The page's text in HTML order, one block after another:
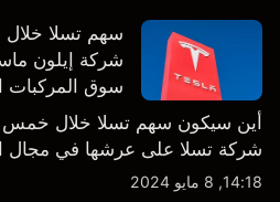
شركة إيلون
سوق المركبات
أين سيكون سهم تسلا خلال
شركة تسلا على عرشها في مجال
14:18, 8 مايو 2024